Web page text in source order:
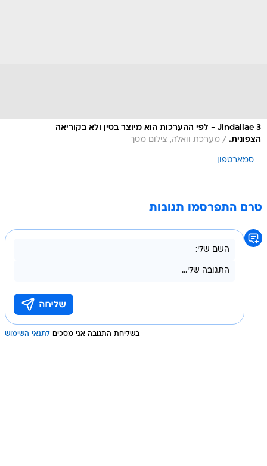
Jindallae 3 - לפי ההערכות הוא מיוצר בסין ולא בקוריאה
הצפונית. / מערכת וואלה, צילום מסך
סמארטפון
טרם התפרסמו תגובות
בשליחת התגובה אני מסכים לתנאי השימוש